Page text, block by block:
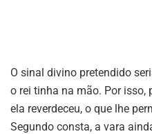
O sinal divino pretendido
o rei tinha na mão. Por
ela reverdeceu, o que lhe
Segundo consta, a vara